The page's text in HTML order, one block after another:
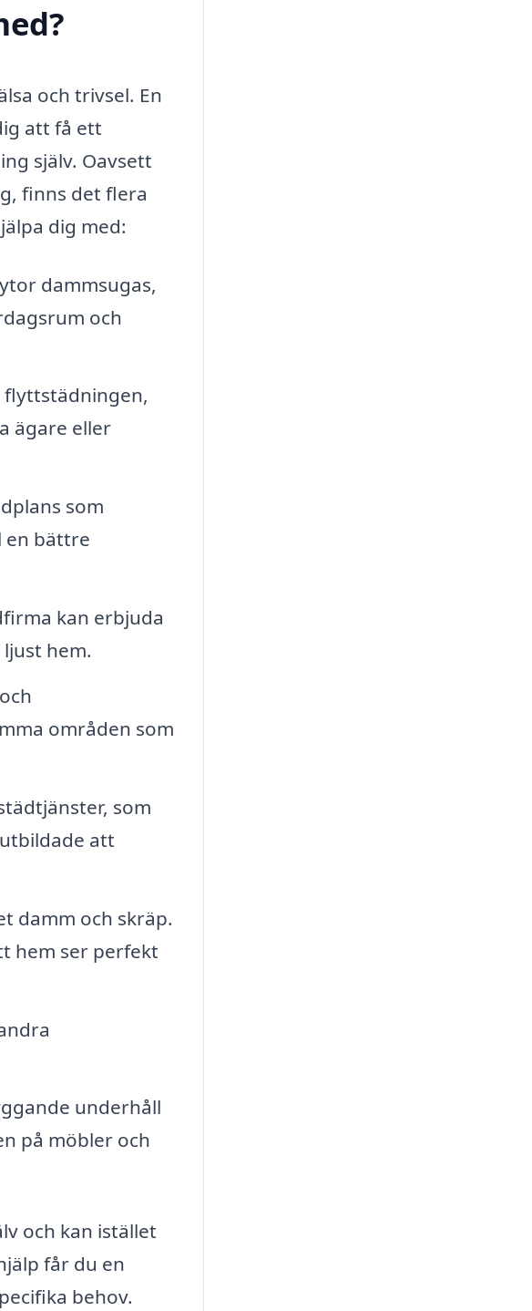
och trivsel. En
att få ett
själv. Oavsett
finns det flera
dig med:
dammsugas,
och
flyttstädningen,
ägare eller
som
en bättre
kan erbjuda
hem.
områden som
som
att
damm och skräp.
hem ser perfekt
underhåll
på möbler och
och kan istället
får du en
behov.